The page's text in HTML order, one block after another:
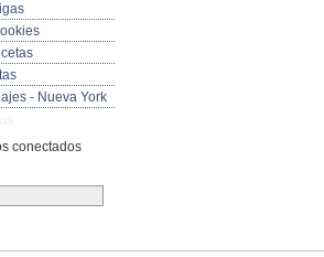
- Nueva York
conectados